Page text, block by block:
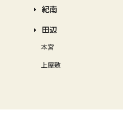
紀南
田辺
本宮
上屋敷